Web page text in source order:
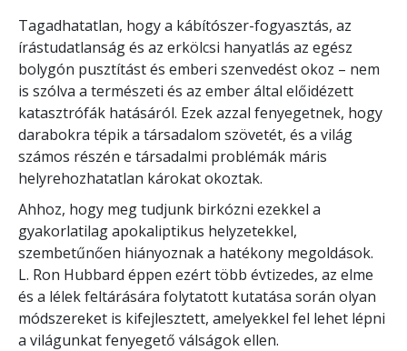
Tagadhatatlan, hogy a kábítószer-fogyasztás, az
írástudatlanság és az erkölcsi hanyatlás az egész
bolygón pusztítást és emberi szenvedést okoz – nem
is szólva a természeti és az ember által előidézett
katasztrófák hatásáról. Ezek azzal fenyegetnek, hogy
darabokra tépik a társadalom szövetét, és a világ
számos részén e társadalmi problémák máris
helyrehozhatatlan károkat okoztak.
Ahhoz, hogy meg tudjunk birkózni ezekkel a
gyakorlatilag apokaliptikus helyzetekkel,
szembetűnően hiányoznak a hatékony megoldások.
L. Ron Hubbard éppen ezért több évtizedes, az elme
és a lélek feltárására folytatott kutatása során olyan
módszereket is kifejlesztett, amelyekkel fel lehet lépni
a világunkat fenyegető válságok ellen.